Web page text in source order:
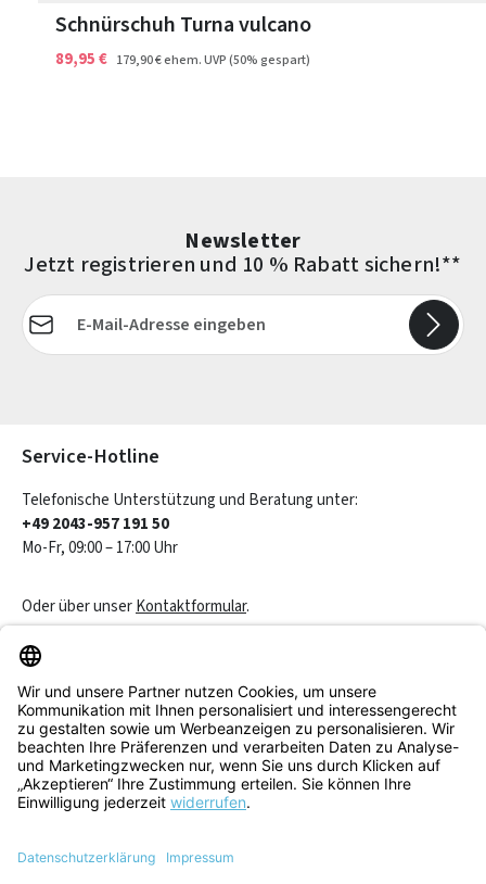
Schnürschuh Turna vulcano
89,95 € 179,90 €ehem. UVP(50% gespart)
Newsletter
Jetzt registrieren und 10 % Rabatt sichern!**
E-Mail-Adresse*
Service-Hotline
Telefonische Unterstützung und Beratung unter:
+49 2043-957 191 50
Mo-Fr, 09:00 – 17:00 Uhr
Oder über unserKontaktformular.
Service & Beratung
Informationen